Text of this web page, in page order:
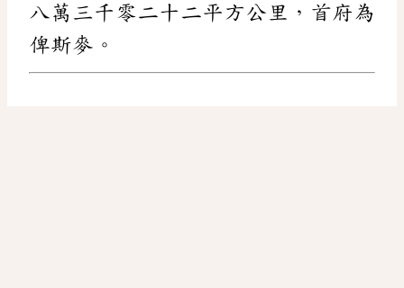
八萬三千零二十二平方公里，首府為
俾斯麥。